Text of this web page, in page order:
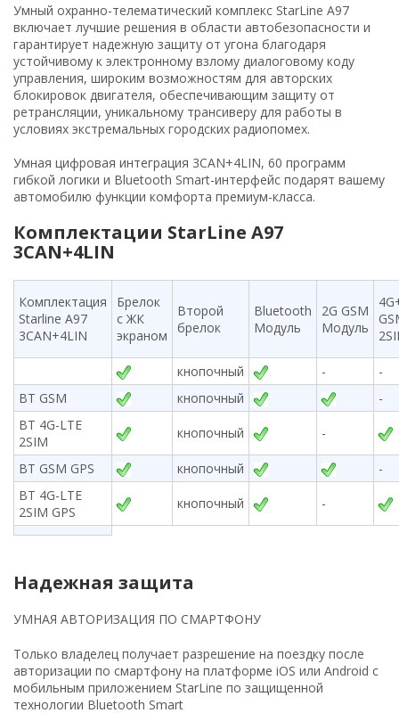
Умный охранно-телематический комплекс StarLine А97
включает лучшие решения в области автобезопасности и
гарантирует надежную защиту от угона благодаря
устойчивому к электронному взлому диалоговому коду
управления, широким возможностям для авторских
блокировок двигателя, обеспечивающим защиту от
ретрансляции, уникальному трансиверу для работы в
условиях экстремальных городских радиопомех.
Умная цифровая интеграция 3CAN+4LIN, 60 программ
гибкой логики и Bluetooth Smart-интерфейс подарят вашему
автомобилю функции комфорта премиум-класса.
Комплектации StarLine A97
3CAN+4LIN
Комплектация
Starline A97
3CAN+4LIN
Брелок
с ЖК
экраном
Второй
брелок
Bluetooth
Модуль
2G GSM
Модуль
кнопочный -
-
BT GSM
кнопочный
-
BT 4G-LTE
2SIM
кнопочный -
BT GSM GPS кнопочный
-
BT 4G-LTE
2SIM GPS
кнопочный -
Надежная защита
УМНАЯ АВТОРИЗАЦИЯ ПО СМАРТФОНУ
Только владелец получает разрешение на поездку после
авторизации по смартфону на платформе iOS или Android с
мобильным приложением StarLine по защищенной
технологии Bluetooth Smart